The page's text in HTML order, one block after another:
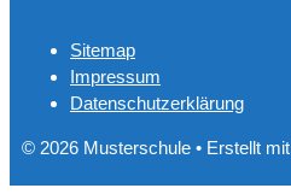
Sitemap
Impressum
Datenschutzerklärung
© 2026 Musterschule • Erstellt mit